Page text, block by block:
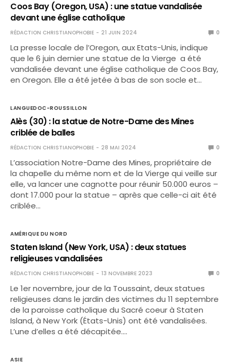
Coos Bay (Oregon, USA) : une statue vandalisée
devant une église catholique
RÉDACTION CHRISTIANOPHOBIE 21 JUIN 2024 0
La presse locale de l’Oregon, aux Etats-Unis, indique
que le 6 juin dernier une statue de la Vierge a été
vandalisée devant une église catholique de Coos Bay,
en Oregon. Elle a été jetée à bas de son socle et…
LANGUEDOC-ROUSSILLON
Alès (30) : la statue de Notre-Dame des Mines
criblée de balles
RÉDACTION CHRISTIANOPHOBIE 28 MAI 2024 0
L’association Notre-Dame des Mines, propriétaire de
la chapelle du même nom et de la Vierge qui veille sur
elle, va lancer une cagnotte pour réunir 50.000 euros –
dont 17.000 pour la statue – après que celle-ci ait été
criblée…
AMÉRIQUE DU NORD
Staten Island (New York, USA) : deux statues
religieuses vandalisées
RÉDACTION CHRISTIANOPHOBIE 13 NOVEMBRE 2023 0
Le 1er novembre, jour de la Toussaint, deux statues
religieuses dans le jardin des victimes du 11 septembre
de la paroisse catholique du Sacré coeur à Staten
Island, à New York (États-Unis) ont été vandalisées.
L’une d’elles a été décapitée.…
ASIE